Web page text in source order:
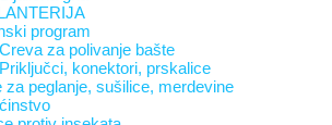
program
Creva za polivanje bašte
Priključci, konektori, prskalice
za peglanje, sušilice, merdevine